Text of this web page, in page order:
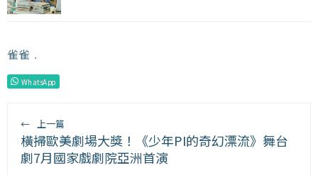
雀雀 ﹒
WhatsApp
← 上一篇
橫掃歐美劇場大獎！《少年PI的奇幻漂流》舞台
劇7月國家戲劇院亞洲首演